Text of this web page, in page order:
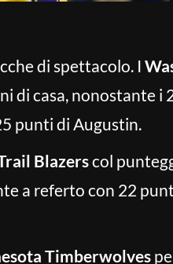
di spettacolo. I
di casa, nonostante i
punti di Augustin.
Blazerscol
a referto con 22
Timberwolves